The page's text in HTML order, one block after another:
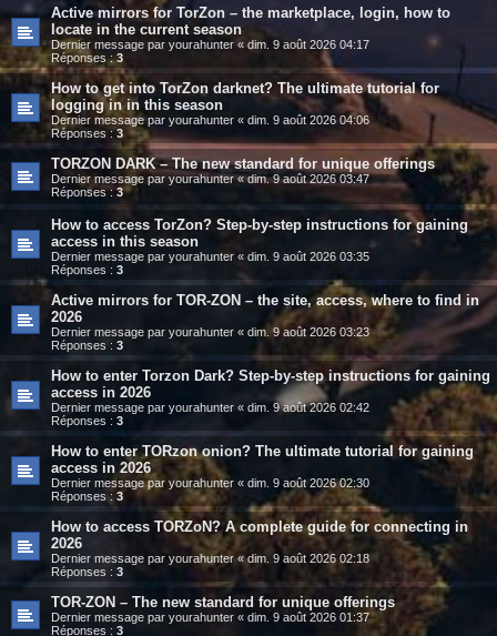
Active mirrors for TorZon – the marketplace, login, how to
locate in the current season
Dernier message par yourahunter « dim. 9 août 2026 04:17
Réponses :3
How to get into TorZon darknet? The ultimate tutorial for
logging in in this season
Dernier message par yourahunter « dim. 9 août 2026 04:06
Réponses :3
TORZON DARK – The new standard for unique offerings
Dernier message par yourahunter«dim. 9 août 2026 03:47
Réponses :3
How to access TorZon? Step-by-step instructions for gaining
access in this season
Dernier message par yourahunter « dim. 9 août 2026 03:35
Réponses : 3
Active mirrors for TOR-ZON – the site, access, where to find in
2026
Dernier message par yourahunter « dim. 9 août 2026 03:23
Réponses : 3
How to enter Torzon Dark? Step-by-step instructions for gaining
access in 2026
Dernier message par yourahunter « dim. 9 août 2026 02:42
Réponses : 3
How to enter TORzon onion? The ultimate tutorial for gaining
access in 2026
Dernier message par yourahunter « dim. 9 août 2026 02:30
Réponses : 3
How to access TORZoN? A complete guide for connecting in
2026
Dernier message par yourahunter«dim. 9 août 2026 02:18
Réponses : 3
TOR-ZON – The new standard for unique offerings
Dernier message par yourahunter « dim. 9 août 2026 01:37
Réponses : 3